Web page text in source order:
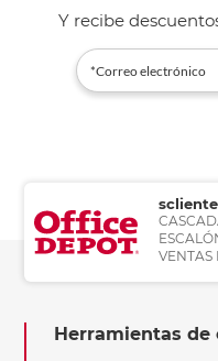
Y recibe
VENTAS
Herramientas de